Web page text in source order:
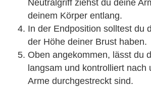
Neutralgriff ziehst du deine
deinem Körper entlang.
In der Endposition solltest du
der Höhe deiner Brust haben.
Oben angekommen, lässt du
langsam und kontrolliert nach
Arme durchgestreckt sind.